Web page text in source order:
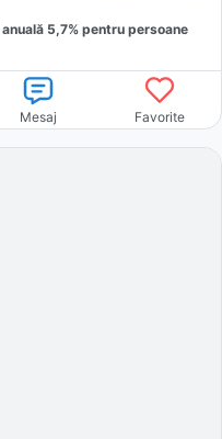
anuală 5,7% pentru persoane
Mesaj Favorite